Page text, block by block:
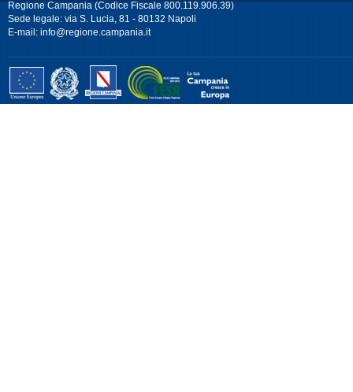
Regione Campania (Codice Fiscale 800.119.906.39)
Sede legale: via S. Lucia, 81 - 80132 Napoli
E-mail: info@regione.campania.it